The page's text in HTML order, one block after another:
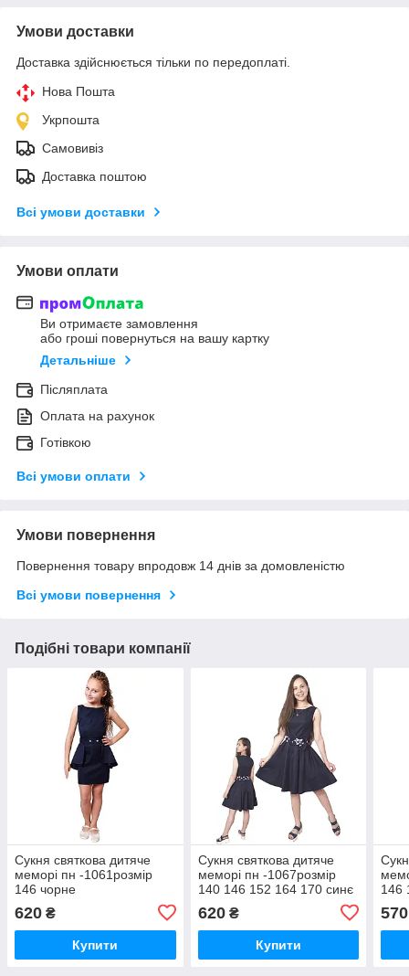
Умови доставки
Доставка здійснюється тільки по передоплаті.
Нова Пошта
Укрпошта
Самовивіз
Доставка поштою
Всі умови доставки
Умови оплати
Ви отримаєте замовлення
або гроші повернуться на вашу картку
Детальніше
Післяплата
Оплата на рахунок
Готівкою
Всі умови оплати
Умови повернення
Повернення товару впродовж 14 днів за домовленістю
Всі умови повернення
Подібні товари компанії
Сукня святкова дитяче
меморі пн -1061розмір
146 чорне
620 ₴
Купити
Сукня святкова дитяче
меморі пн -1067розмір
140 146 152 164 170 синє
620₴
Купити
146
570